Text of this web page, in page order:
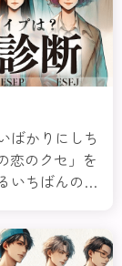
ばかりにしち
恋のクセ」を
いちばんの近
切り口で解
今ここから見